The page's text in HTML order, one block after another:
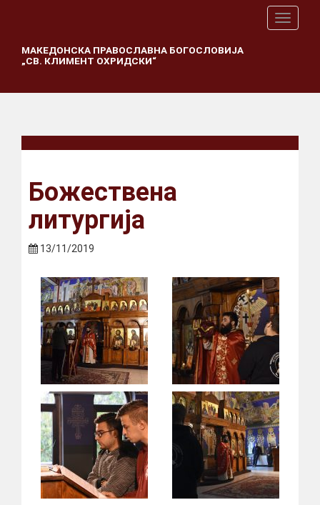
T
o
e
v
i
МАКЕДОНСКА ПРАВОСЛАВНА БОГОСЛОВИЈА
„СВ. КЛИМЕНТ ОХРИДСКИ“
Божествена
литургија
13/11/2019